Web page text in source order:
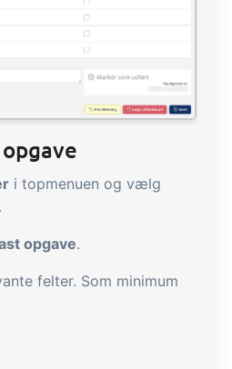
i topmenuen og vælg
.
opgave.
felter. Som minimum